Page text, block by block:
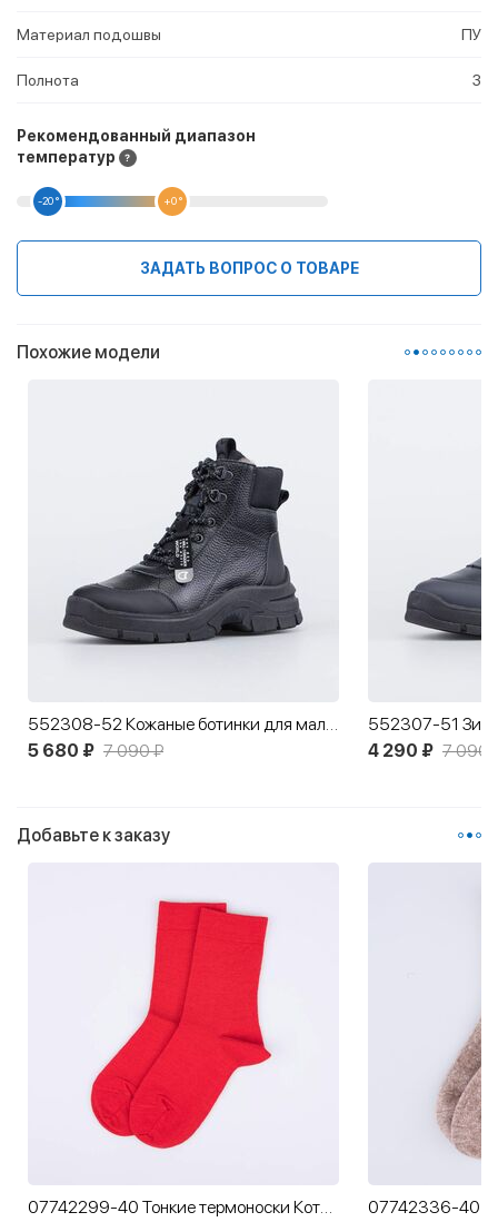
Материал подошвы ПУ
Полнота 3
Рекомендованный диапазон
температур
-20 ° +0 °
ЗАДАТЬ ВОПРОС О ТОВАРЕ
Похожие модели
552308-52 Кожаные ботинки для мальчика
5 680 ₽ 7 090 ₽ 4 290 ₽ 7 090
Добавьте к заказу
07742299-40 Тонкие термоноски Котофей Лайт красный